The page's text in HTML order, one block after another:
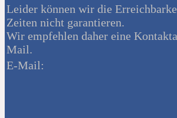
Leider können wir die
Zeiten nicht garantieren.
Wir empfehlen daher eine
Mail.
E-Mail: